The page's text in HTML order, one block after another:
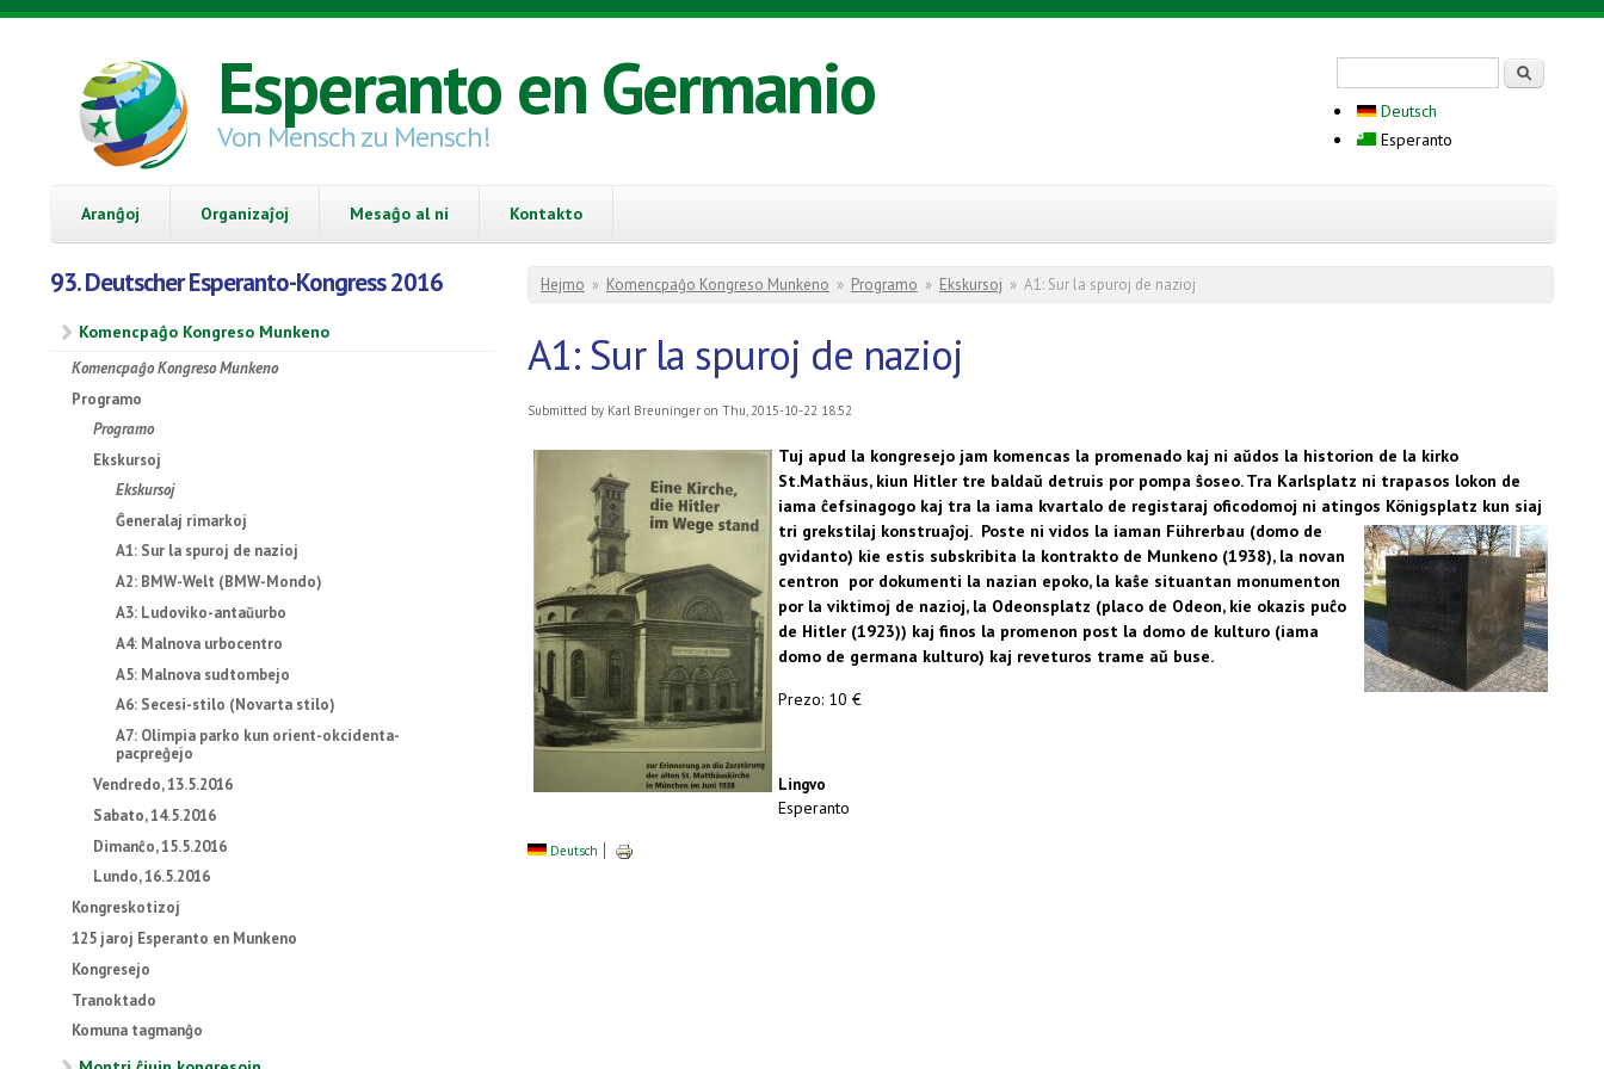
Skip to main content
Esperanto en Germanio
Von Mensch zu Mensch!
Deutsch
Esperanto
Aranĝoj Organizaĵoj Mesaĝo al ni Kontakto
93. Deutscher Esperanto-Kongress 2016
Komencpaĝo Kongreso Munkeno
Komencpaĝo Kongreso Munkeno
Programo
Programo
Ekskursoj
Ekskursoj
Ĝeneralaj rimarkoj
A1: Sur la spuroj de nazioj
A2: BMW-Welt (BMW-Mondo)
A3: Ludoviko-antaŭurbo
A4: Malnova urbocentro
A5: Malnova sudtombejo
A6: Secesi-stilo (Novarta stilo)
A7: Olimpia parko kun orient-okcidenta-
pacpreĝejo
Vendredo, 13.5.2016
Sabato, 14.5.2016
Dimanĉo, 15.5.2016
Lundo, 16.5.2016
Kongreskotizoj
125 jaroj Esperanto en Munkeno
Kongresejo
Tranoktado
Komuna tagmanĝo
You are here
Hejmo » Komencpaĝo Kongreso Munkeno » Programo » Ekskursoj » A1: Sur la spuroj de nazioj
A1: Sur la spuroj de nazioj
Submitted by Karl Breuninger on Thu, 2015-10-22 18:52
Tuj apud la kongresejo jam komencas la promenado kaj ni aŭdos la historion de la kirko
St.Mathäus, kiun Hitler tre baldaŭ detruis por pompa ŝoseo. Tra Karlsplatz ni trapasos lokon de
iama ĉefsinagogo kaj tra la iama kvartalo de registaraj oficodomoj ni atingos Königsplatz kun siaj
tri grekstilaj konstruaĵoj. Poste ni vidos la iaman Führerbau (domo de
gvidanto) kie estis subskribita la kontrakto de Munkeno (1938), la novan
centron por dokumenti la nazian epoko, la kaŝe situantan monumenton
por la viktimoj de nazioj, la Odeonsplatz (placo de Odeon, kie okazis puĉo
de Hitler (1923)) kaj finos la promenon post la domo de kulturo (iama
domo de germana kulturo) kaj reveturos trame aŭ buse.
Prezo: 10 €
Lingvo
Esperanto
Deutsch